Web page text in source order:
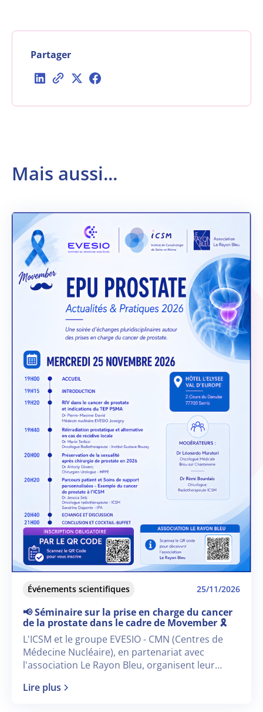
Partager
Mais aussi...
Événements scientifiques 25/11/2026
📢 Séminaire sur la prise en charge du cancer
de la prostate dans le cadre de Movember 🎗️
L'ICSM et le groupe EVESIO - CMN (Centres de
Médecine Nucléaire), en partenariat avec
l'association Le Rayon Bleu, organisent leur
du cancer de la prostate en 2026 » dans le cadre
Lire plus